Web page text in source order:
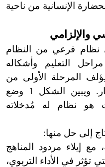
الإنسانية من ناحية
والإلزامي
نظام فرعي من النظام
التعليم وأشكاله
المرحلة الأولى من
مراحل التعليم للصغار والكبار. ويبين الشكل 1 وضع
هو نظام له مُدخلاته
إلى حل منها:
مع إيلاء مردود المناهج
تؤثر في الأداء التربوي،